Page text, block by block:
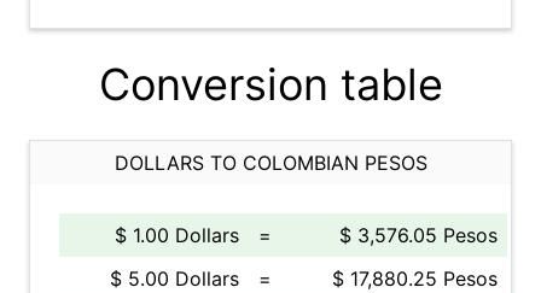
Conversion table
DOLLARS TO COLOMBIAN PESOS
$ 1.00 Dollars =
$ 3,576.05 Pesos
$ 5.00 Dollars
=
$ 17,880.25 Pesos